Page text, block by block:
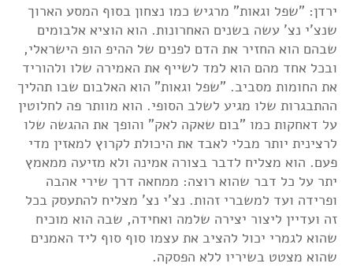
ירדן: "שפל וגאות" מרגיש כמו נצחון בסוף המסע הארוך
שנצ'י נצ' עשה בשנים האחרונות. הוא הוציא אלבומים
שבהם הוא החזיר את הדם לפנים של ההיפ הופ הישראלי,
ובכל אחד מהם הוא למד לשייף את האמירה שלו ולהוריד
את החומות מסביב. "שפל וגאות" הוא האלבום שבו תהליך
ההתבגרות שלו מגיע לשלב הסופי. הוא מוותר פה לחלוטין
על דאחקות כמו "בום שאקה לאק" והופך את ההגשה שלו
לרצינית יותר מבלי לאבד את היכולת לקרוץ למאזין מדי
פעם. הוא מצליח לדבר בצורה אמינה ולא מזיעה ממאמץ
יתר על כל דבר שהוא רוצה: ממחאה דרך שירי אהבה
ופרידה ועד למשברי זהות. נצ'י נצ' מצליח להתעסק בכל
זה ועדיין ליצור יצירה שלמה ואחידה, שבה הוא מוכיח
שהוא לגמרי יכול להציב את עצמו סוף סוף ליד האמנים
שהוא מצטט בשיריו ללא הפסקה.